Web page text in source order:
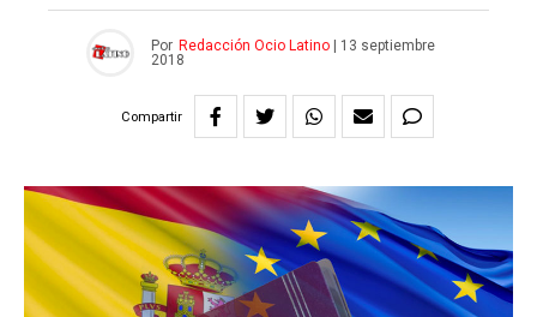
Por Redacción Ocio Latino
13 septiembre
2018
Compartir